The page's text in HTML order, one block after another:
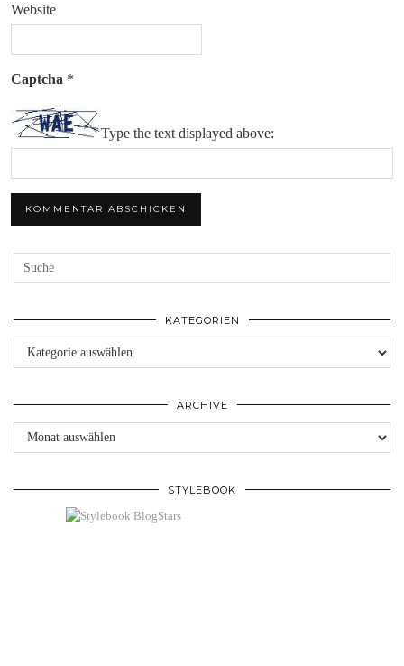
Website
Captcha *
Type the text displayed above:
KATEGORIEN
Kategorien
ARCHIVE
Archive
STYLEBOOK